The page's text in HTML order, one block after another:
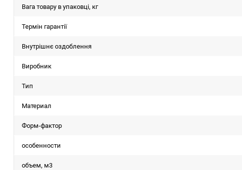
Вага товару в упаковці, кг
Термін гарантії
Внутрішнє оздоблення
Виробник
Тип
Материал
Форм-фактор
особенности
объем, м3